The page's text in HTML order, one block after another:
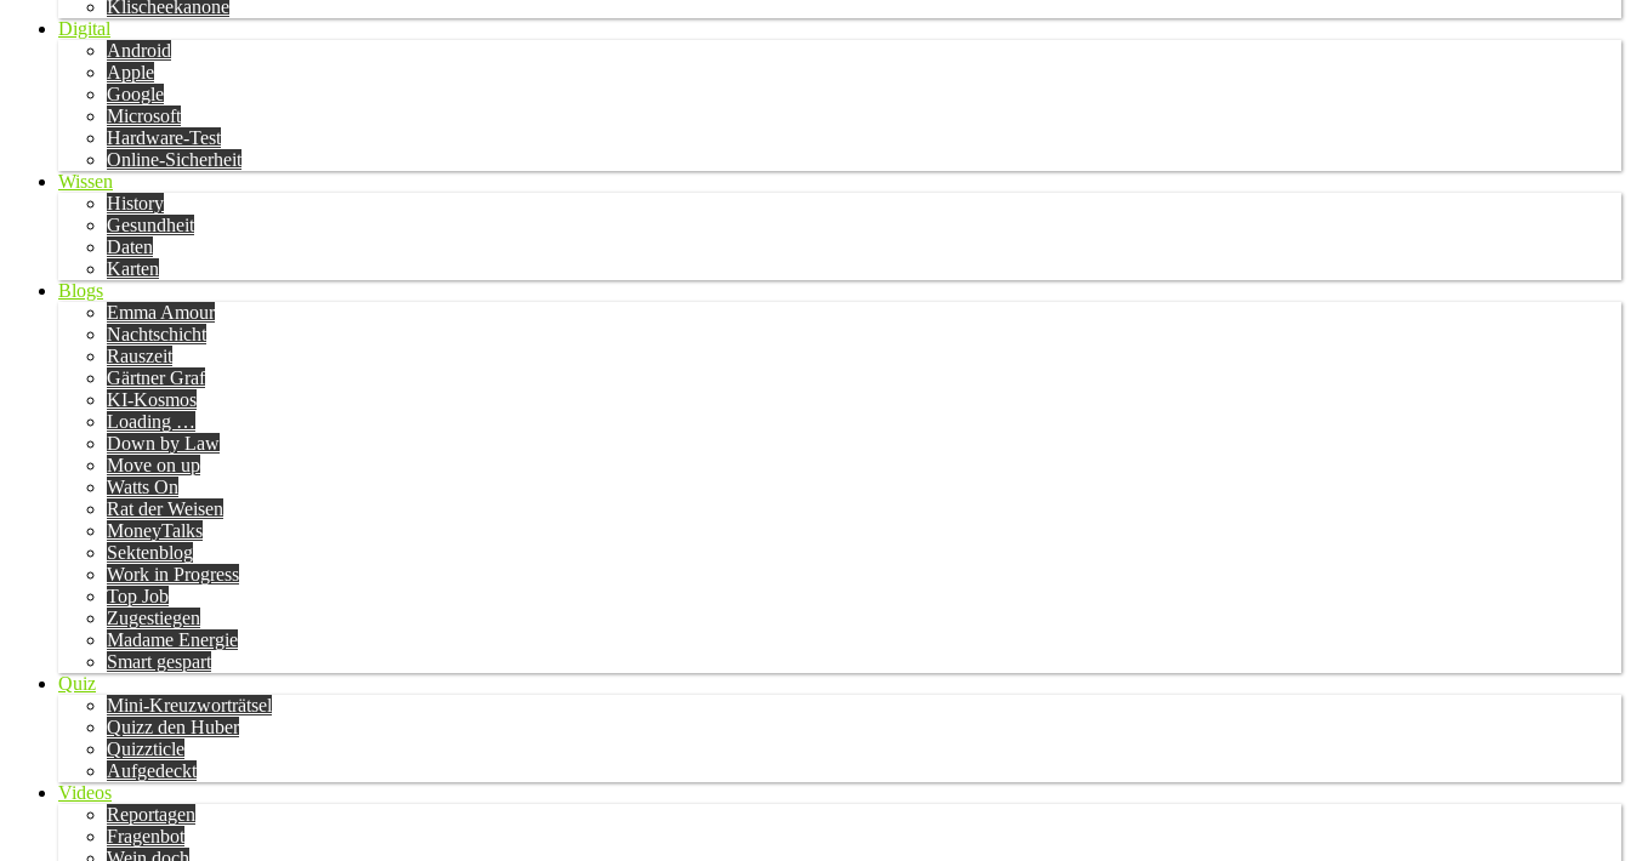
Klischeekanone
Digital
Android
Apple
Google
Microsoft
Hardware-Test
Online-Sicherheit
Wissen
History
Gesundheit
Daten
Karten
Blogs
Emma Amour
Nachtschicht
Rauszeit
Gärtner Graf
KI-Kosmos
Loading …
Down by Law
Move on up
Watts On
Rat der Weisen
MoneyTalks
Sektenblog
Work in Progress
Top Job
Zugestiegen
Madame Energie
Smart gespart
Quiz
Mini-Kreuzworträtsel
Quizz den Huber
Quizzticle
Aufgedeckt
Videos
Reportagen
Fragenbot